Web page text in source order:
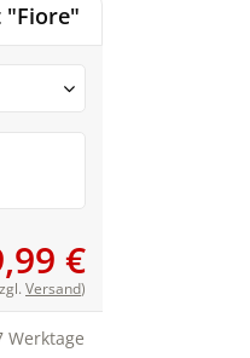
"Fiore"
€
Versand)
Werktage